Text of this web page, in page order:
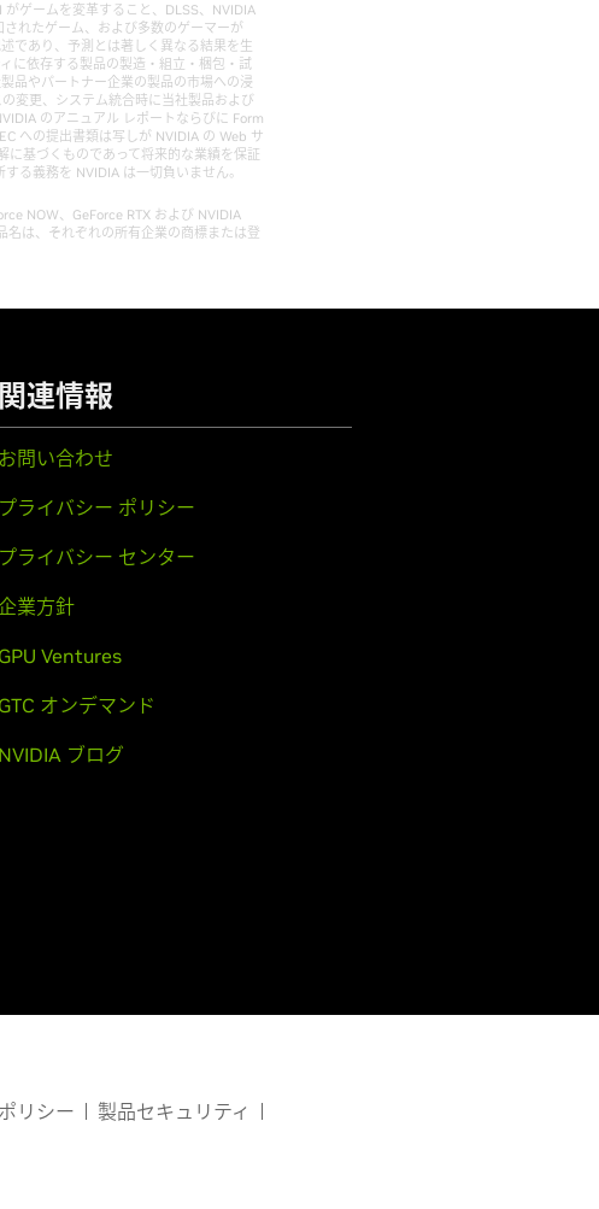
ゲームを変革すること、DLSS、NVIDIA
れたゲーム、および多数のゲーマーが
であり、予測とは著しく異なる結果を生
に依存する製品の製造・組立・梱包・試
品やパートナー企業の製品の市場への浸
変更、システム統合時に当社製品および
のアニュアル レポートならびに Form
への提出書類は写しが NVIDIA の Web サ
に基づくものであって将来的な業績を保証
る義務を NVIDIA は一切負いません。
NOW、GeForce RTX および NVIDIA
は、それぞれの所有企業の商標または登
関連情報
お問い合わせ
プライバシー ポリシー
プライバシー センター
業方針
GPU Ventures
GTC オンデマンド
NVIDIA ブログ
リシー
製品セキュリティ